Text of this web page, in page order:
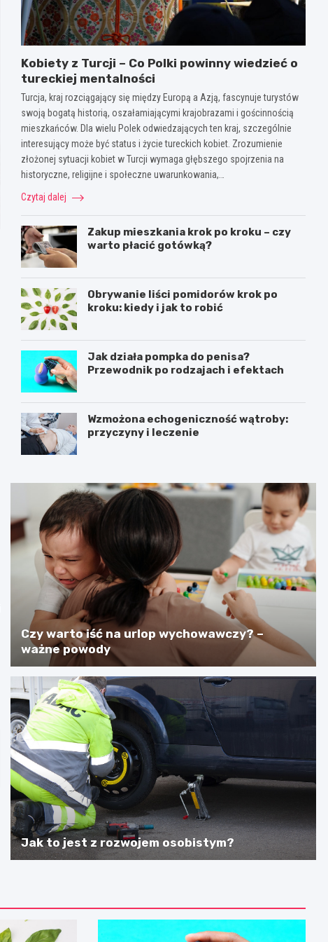
Kobiety z Turcji – Co Polki powinny wiedzieć o
tureckiej mentalności
Turcja, kraj rozciągający się między Europą a Azją, fascynuje turystów
swoją bogatą historią, oszałamiającymi krajobrazami i gościnnością
mieszkańców. Dla wielu Polek odwiedzających ten kraj, szczególnie
interesujący może być status i życie tureckich kobiet. Zrozumienie
złożonej sytuacji kobiet w Turcji wymaga głębszego spojrzenia na
historyczne, religijne i społeczne uwarunkowania,…
Czytaj dalej
Zakup mieszkania krok po kroku – czy
warto płacić gotówką?
Obrywanie liści pomidorów krok po
kroku: kiedy i jak to robić
Jak działa pompka do penisa?
Przewodnik po rodzajach i efektach
Wzmożona echogeniczność wątroby:
przyczyny i leczenie
Czy warto iść na urlop wychowawczy? –
ważne powody
Jak to jest z rozwojem osobistym?